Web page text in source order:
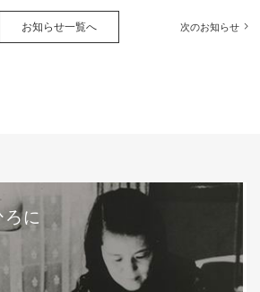
お知らせ一覧へ 次のお知らせ
に